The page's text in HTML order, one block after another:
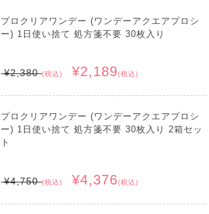
プロクリアワンデー (ワンデーアクエアプロシ
ー) 1日使い捨て 処方箋不要 30枚入り
¥2,380(税込) ¥2,189(税込)
プロクリアワンデー (ワンデーアクエアプロシ
ー) 1日使い捨て 処方箋不要 30枚入り 2箱セッ
ト
¥4,750(税込) ¥4,376(税込)